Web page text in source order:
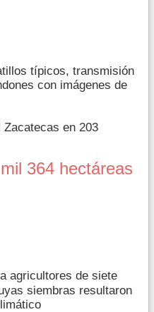
típicos, transmisión
con imágenes de
en 203
364 hectáreas
agricultores de siete
siembras resultaron